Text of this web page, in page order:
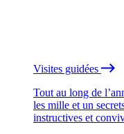
Visites guidées
Tout au long de
les mille et un
instructives et